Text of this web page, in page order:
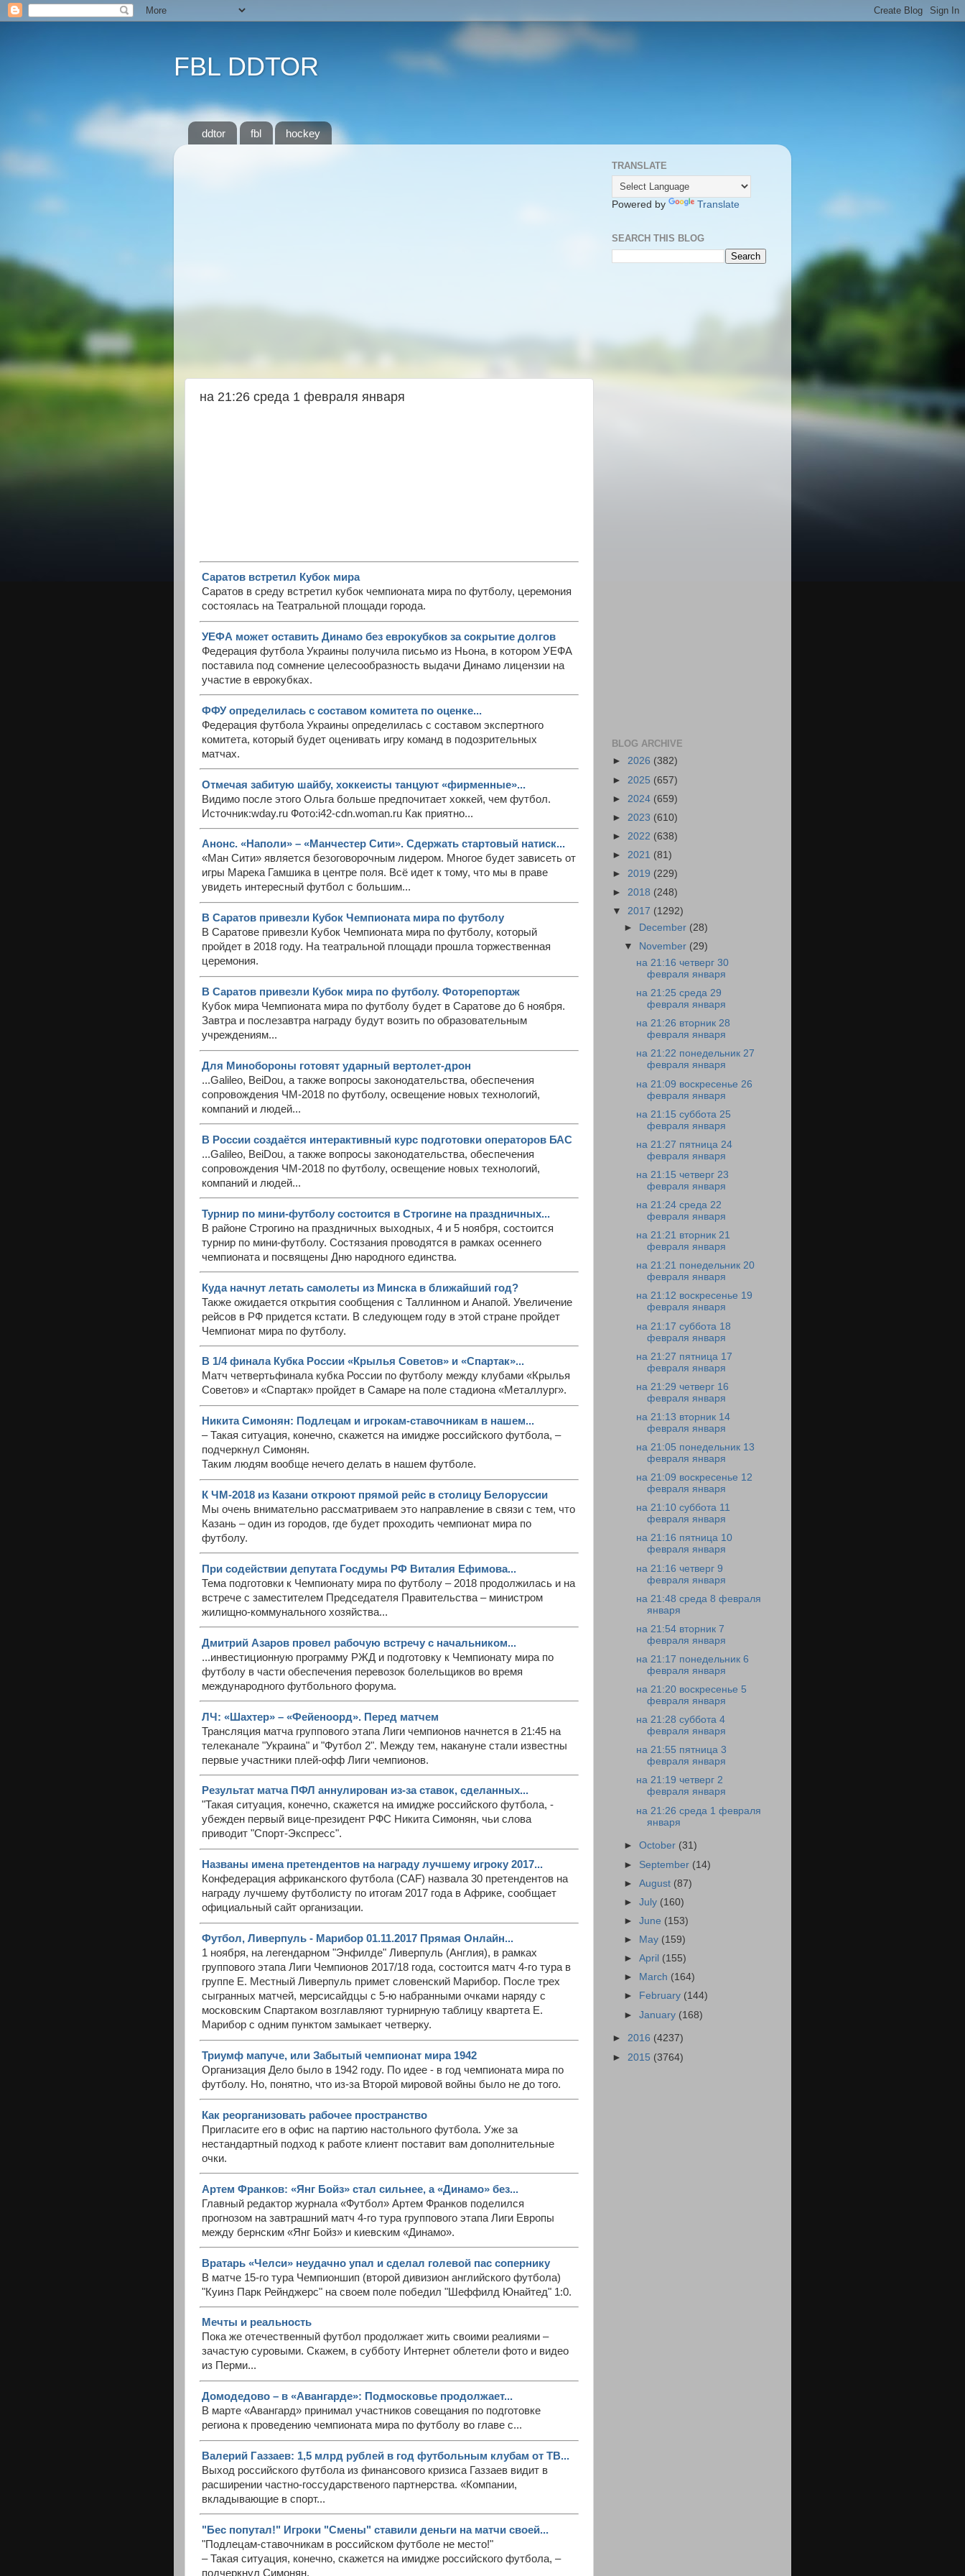
FBL DDTOR
ddtor fbl hockey
на 21:26 среда 1 февраля января
Саратов встретил Кубок мира
Саратов в среду встретил кубок чемпионата мира по футболу, церемония
состоялась на Театральной площади города.
УЕФА может оставить Динамо без еврокубков за сокрытие долгов
Федерация футбола Украины получила письмо из Ньона, в котором УЕФА
поставила под сомнение целесообразность выдачи Динамо лицензии на
участие в еврокубках.
ФФУ определилась с составом комитета по оценке...
Федерация футбола Украины определилась с составом экспертного
комитета, который будет оценивать игру команд в подозрительных
матчах.
Отмечая забитую шайбу, хоккеисты танцуют «фирменные»...
Видимо после этого Ольга больше предпочитает хоккей, чем футбол.
Источник:wday.ru Фото:i42-cdn.woman.ru Как приятно...
Анонс. «Наполи» – «Манчестер Сити». Сдержать стартовый натиск...
«Ман Сити» является безоговорочным лидером. Многое будет зависеть от
игры Марека Гамшика в центре поля. Всё идет к тому, что мы в праве
увидеть интересный футбол с большим...
В Саратов привезли Кубок Чемпионата мира по футболу
В Саратове привезли Кубок Чемпионата мира по футболу, который
пройдет в 2018 году. На театральной площади прошла торжественная
церемония.
В Саратов привезли Кубок мира по футболу. Фоторепортаж
Кубок мира Чемпионата мира по футболу будет в Саратове до 6 ноября.
Завтра и послезавтра награду будут возить по образовательным
учреждениям...
Для Минобороны готовят ударный вертолет-дрон
...Galileo, BeiDou, а также вопросы законодательства, обеспечения
сопровождения ЧМ-2018 по футболу, освещение новых технологий,
компаний и людей...
В России создаётся интерактивный курс подготовки операторов БАС
...Galileo, BeiDou, а также вопросы законодательства, обеспечения
сопровождения ЧМ-2018 по футболу, освещение новых технологий,
компаний и людей...
Турнир по мини-футболу состоится в Строгине на праздничных...
В районе Строгино на праздничных выходных, 4 и 5 ноября, состоится
турнир по мини-футболу. Состязания проводятся в рамках осеннего
чемпионата и посвящены Дню народного единства.
Куда начнут летать самолеты из Минска в ближайший год?
Также ожидается открытия сообщения с Таллинном и Анапой. Увеличение
рейсов в РФ придется кстати. В следующем году в этой стране пройдет
Чемпионат мира по футболу.
В 1/4 финала Кубка России «Крылья Советов» и «Спартак»...
Матч четвертьфинала кубка России по футболу между клубами «Крылья
Советов» и «Спартак» пройдет в Самаре на поле стадиона «Металлург».
Никита Симонян: Подлецам и игрокам-ставочникам в нашем...
– Такая ситуация, конечно, скажется на имидже российского футбола, –
подчеркнул Симонян.
Таким людям вообще нечего делать в нашем футболе.
К ЧМ-2018 из Казани откроют прямой рейс в столицу Белоруссии
Мы очень внимательно рассматриваем это направление в связи с тем, что
Казань – один из городов, где будет проходить чемпионат мира по
футболу.
При содействии депутата Госдумы РФ Виталия Ефимова...
Тема подготовки к Чемпионату мира по футболу – 2018 продолжилась и на
встрече с заместителем Председателя Правительства – министром
жилищно-коммунального хозяйства...
Дмитрий Азаров провел рабочую встречу с начальником...
...инвестиционную программу РЖД и подготовку к Чемпионату мира по
футболу в части обеспечения перевозок болельщиков во время
международного футбольного форума.
ЛЧ: «Шахтер» – «Фейеноорд». Перед матчем
Трансляция матча группового этапа Лиги чемпионов начнется в 21:45 на
телеканале "Украина" и "Футбол 2". Между тем, накануне стали известны
первые участники плей-офф Лиги чемпионов.
Результат матча ПФЛ аннулирован из-за ставок, сделанных...
"Такая ситуация, конечно, скажется на имидже российского футбола, -
убежден первый вице-президент РФС Никита Симонян, чьи слова
приводит "Спорт-Экспресс".
Названы имена претендентов на награду лучшему игроку 2017...
Конфедерация африканского футбола (CAF) назвала 30 претендентов на
награду лучшему футболисту по итогам 2017 года в Африке, сообщает
официальный сайт организации.
Футбол, Ливерпуль - Марибор 01.11.2017 Прямая Онлайн...
1 ноября, на легендарном "Энфилде" Ливерпуль (Англия), в рамках
группового этапа Лиги Чемпионов 2017/18 года, состоится матч 4-го тура в
группе Е. Местный Ливерпуль примет словенский Марибор. После трех
сыгранных матчей, мерсисайдцы с 5-ю набранными очками наряду с
московским Спартаком возглавляют турнирную таблицу квартета Е.
Марибор с одним пунктом замыкает четверку.
Триумф мапуче, или Забытый чемпионат мира 1942
Организация Дело было в 1942 году. По идее - в год чемпионата мира по
футболу. Но, понятно, что из-за Второй мировой войны было не до того.
Как реорганизовать рабочее пространство
Пригласите его в офис на партию настольного футбола. Уже за
нестандартный подход к работе клиент поставит вам дополнительные
очки.
Артем Франков: «Янг Бойз» стал сильнее, а «Динамо» без...
Главный редактор журнала «Футбол» Артем Франков поделился
прогнозом на завтрашний матч 4-го тура группового этапа Лиги Европы
между бернским «Янг Бойз» и киевским «Динамо».
Вратарь «Челси» неудачно упал и сделал голевой пас сопернику
В матче 15-го тура Чемпионшип (второй дивизион английского футбола)
"Куинз Парк Рейнджерс" на своем поле победил "Шеффилд Юнайтед" 1:0.
Мечты и реальность
Пока же отечественный футбол продолжает жить своими реалиями –
зачастую суровыми. Скажем, в субботу Интернет облетели фото и видео
из Перми...
Домодедово – в «Авангарде»: Подмосковье продолжает...
В марте «Авангард» принимал участников совещания по подготовке
региона к проведению чемпионата мира по футболу во главе с...
Валерий Газзаев: 1,5 млрд рублей в год футбольным клубам от ТВ...
Выход российского футбола из финансового кризиса Газзаев видит в
расширении частно-госсударственого партнерства. «Компании,
вкладывающие в спорт...
"Бес попутал!" Игроки "Смены" ставили деньги на матчи своей...
"Подлецам-ставочникам в российском футболе не место!"
– Такая ситуация, конечно, скажется на имидже российского футбола, –
подчеркнул Симонян.
TRANSLATE
Powered by Translate
SEARCH THIS BLOG
BLOG ARCHIVE
► 2026 (382)
► 2025 (657)
► 2024 (659)
► 2023 (610)
► 2022 (638)
► 2021 (81)
► 2019 (229)
► 2018 (248)
▼ 2017 (1292)
►
December (28)
▼
November (29)
на 21:16 четверг 30
февраля января
на 21:25 среда 29
февраля января
на 21:26 вторник 28
февраля января
на 21:22 понедельник 27
февраля января
на 21:09 воскресенье 26
февраля января
на 21:15 суббота 25
февраля января
на 21:27 пятница 24
февраля января
на 21:15 четверг 23
февраля января
на 21:24 среда 22
февраля января
на 21:21 вторник 21
февраля января
на 21:21 понедельник 20
февраля января
на 21:12 воскресенье 19
февраля января
на 21:17 суббота 18
февраля января
на 21:27 пятница 17
февраля января
на 21:29 четверг 16
февраля января
на 21:13 вторник 14
февраля января
на 21:05 понедельник 13
февраля января
на 21:09 воскресенье 12
февраля января
на 21:10 суббота 11
февраля января
на 21:16 пятница 10
февраля января
на 21:16 четверг 9
февраля января
на 21:48 среда 8 февраля
января
на 21:54 вторник 7
февраля января
на 21:17 понедельник 6
февраля января
на 21:20 воскресенье 5
февраля января
на 21:28 суббота 4
февраля января
на 21:55 пятница 3
февраля января
на 21:19 четверг 2
февраля января
на 21:26 среда 1 февраля
января
►October (31)
► September (14)
►August (87)
►July (160)
►June (153)
►
May (159)
►April (155)
►
March (164)
►
February (144)
►January (168)
► 2016 (4237)
► 2015 (3764)